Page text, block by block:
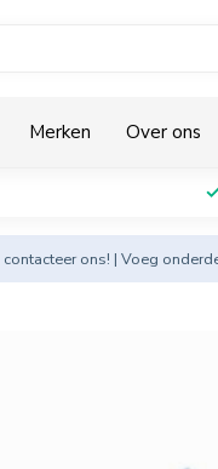
Merken Over ons
contacteer ons! | Voeg